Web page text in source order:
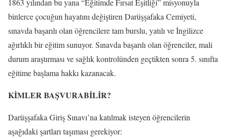
1863 yılından bu yana “Eğitimde Fırsat Eşitliği” misyonuyla
binlerce çocuğun hayatını değiştiren Darüşşafaka Cemiyeti,
sınavda başarılı olan öğrencilere tam burslu, yatılı ve İngilizce
ağırlıklı bir eğitim sunuyor. Sınavda başarılı olan öğrenciler, mali
durum araştırması ve sağlık kontrolünden geçtikten sonra 5. sınıfta
eğitime başlama hakkı kazanacak.
KİMLER BAŞVURABİLİR?
Darüşşafaka Giriş Sınavı’na katılmak isteyen öğrencilerin
aşağıdaki şartları taşıması gerekiyor: